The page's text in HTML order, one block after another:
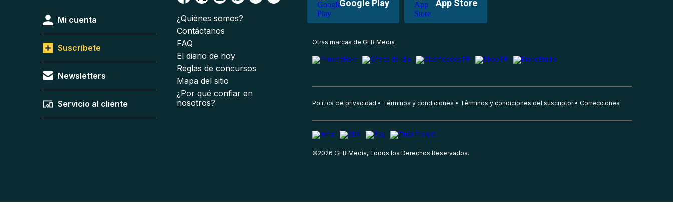
Google Play App Store
Mi cuenta
Suscríbete
Newsletters
Servicio al cliente
¿Quiénes somos?
Contáctanos
FAQ
El diario de hoy
Reglas de concursos
Mapa del sitio
¿Por qué confiar en
nosotros?
Otras marcas de GFR Media
Política de privacidad Términos y condiciones Términos y condiciones del suscriptor Correcciones
©2026 GFR Media, Todos los Derechos Reservados.